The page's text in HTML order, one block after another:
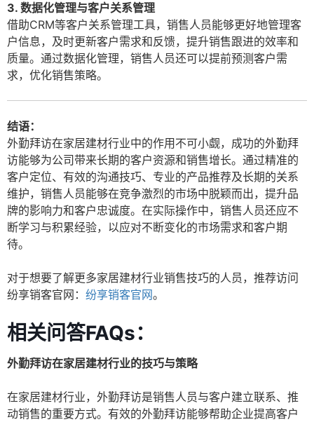
3. 数据化管理与客户关系管理
借助CRM等客户关系管理工具，销售人员能够更好地管理客
户信息，及时更新客户需求和反馈，提升销售跟进的效率和
质量。通过数据化管理，销售人员还可以提前预测客户需
求，优化销售策略。
结语：
外勤拜访在家居建材行业中的作用不可小觑，成功的外勤拜
访能够为公司带来长期的客户资源和销售增长。通过精准的
客户定位、有效的沟通技巧、专业的产品推荐及长期的关系
维护，销售人员能够在竞争激烈的市场中脱颖而出，提升品
牌的影响力和客户忠诚度。在实际操作中，销售人员还应不
断学习与积累经验，以应对不断变化的市场需求和客户期
待。
对于想要了解更多家居建材行业销售技巧的人员，推荐访问
纷享销客官网： 纷享销客官网。
相关问答FAQs：
外勤拜访在家居建材行业的技巧与策略
在家居建材行业，外勤拜访是销售人员与客户建立联系、推
动销售的重要方式。有效的外勤拜访能够帮助企业提高客户